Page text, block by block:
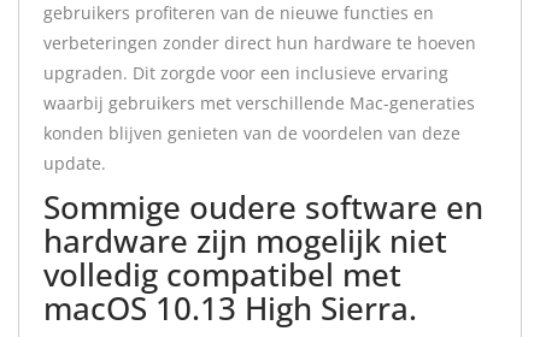
gebruikers profiteren van de nieuwe functies en
verbeteringen zonder direct hun hardware te hoeven
upgraden. Dit zorgde voor een inclusieve ervaring
waarbij gebruikers met verschillende Mac-generaties
konden blijven genieten van de voordelen van deze
update.
Sommige oudere software en
hardware zijn mogelijk niet
volledig compatibel met
macOS 10.13 High Sierra.